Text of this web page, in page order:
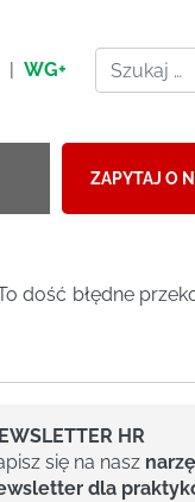
| WG+
ZAPYTAJ O
dość błędne
HR
się na nasz
dla